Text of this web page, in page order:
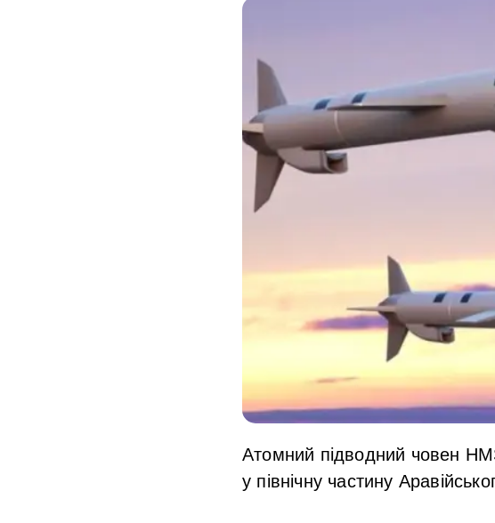
Атомний підводний човен
у північну частину